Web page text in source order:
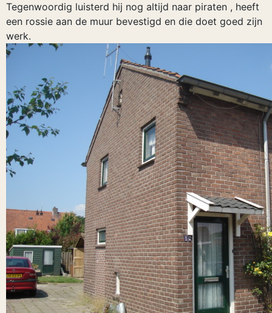
Tegenwoordig luisterd hij nog altijd naar piraten , heeft
een rossie aan de muur bevestigd en die doet goed zijn
werk.